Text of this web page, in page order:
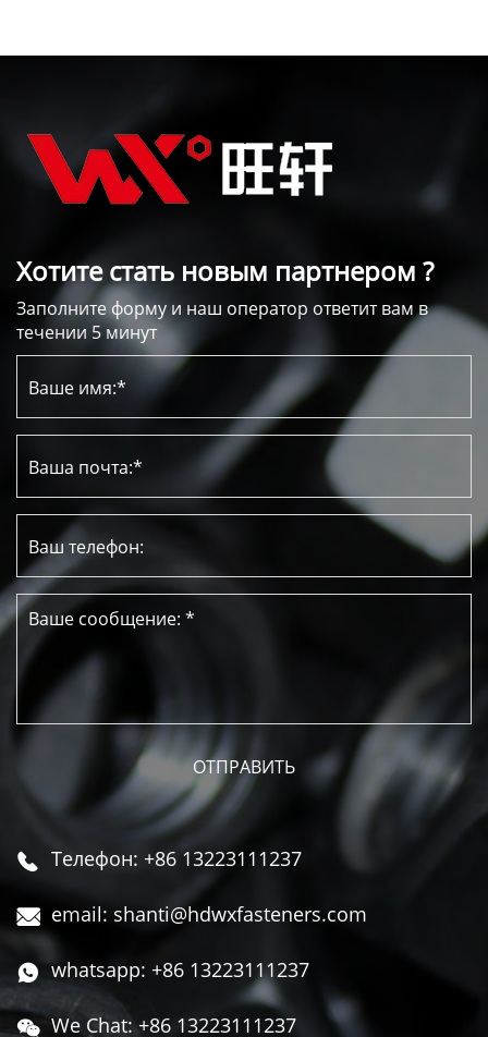
Хотите стать новым партнером ?
Заполните форму и наш оператор ответит вам в
течении 5 минут
 Телефон: +86 13223111237
 email: shanti@hdwxfasteners.com
 whatsapp: +86 13223111237
 We Chat: +86 13223111237